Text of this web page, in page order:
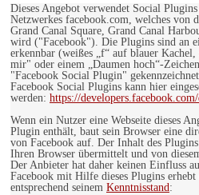
Dieses Angebot verwendet Social
Netzwerkes facebook.com, welches von
Grand Canal Square, Grand Canal
wird ("Facebook"). Die Plugins sind an
erkennbar (weißes „f“ auf blauer
mir" oder einem „Daumen hoch“-
"Facebook Social Plugin"
Facebook Social Plugins kann hier
werden: https://
Wenn ein Nutzer eine Webseite dieses
Plugin enthält, baut sein Browser eine
von Facebook auf. Der Inhalt des
Ihren Browser übermittelt und von
Der Anbieter hat daher keinen Einfluss
Facebook mit Hilfe dieses Plugins
entsprechend seinem Kenntnisstand: